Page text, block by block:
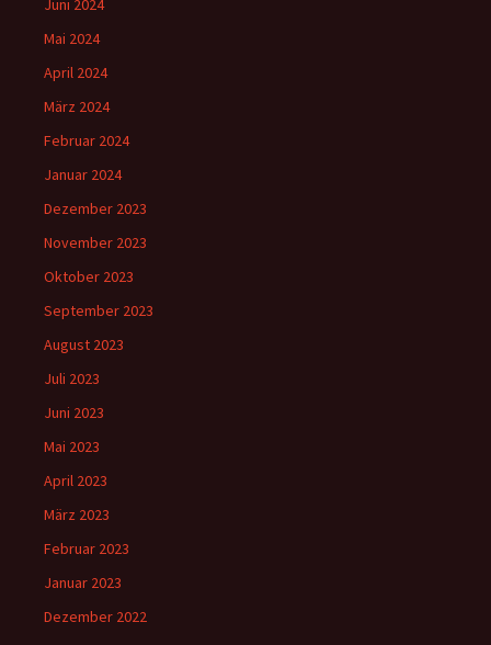
Juni 2024
Mai 2024
April 2024
März 2024
Februar 2024
Januar 2024
Dezember 2023
November 2023
Oktober 2023
September 2023
August 2023
Juli 2023
Juni 2023
Mai 2023
April 2023
März 2023
Februar 2023
Januar 2023
Dezember 2022